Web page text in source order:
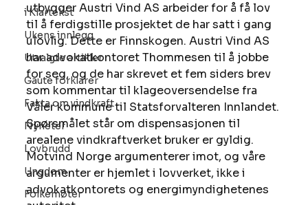
i Klartekst
Ukens innlegg
Utvalgte artikler
Gaute forklarer
Fakta om vindkraft
Nyheter
Lovbrudd
Ungdom
Folkemøter
utbygger Austri Vind AS arbeider for å få lov
til å ferdigstille prosjektet de har satt i gang
ulovlig. Dette er Finnskogen. Austri Vind AS
har advokatkontoret Thommesen til å jobbe
for seg, og de har skrevet et fem siders brev
som kommentar til klageoversendelse fra
Våler kommune til Statsforvalteren Innlandet.
Spørsmålet står om dispensasjonen til
arealene vindkraftverket bruker er gyldig.
Motvind Norge argumenterer imot, og våre
argumenter er hjemlet i lovverket, ikke i
advokatkontorets og energimyndighetenes